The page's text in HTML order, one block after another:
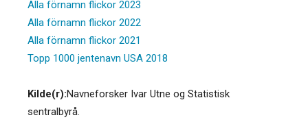
Alla förnamn flickor 2023
Alla förnamn flickor 2022
Alla förnamn flickor 2021
Topp 1000 jentenavn USA 2018
Kilde(r):Navneforsker Ivar Utne og Statistisk
sentralbyrå.